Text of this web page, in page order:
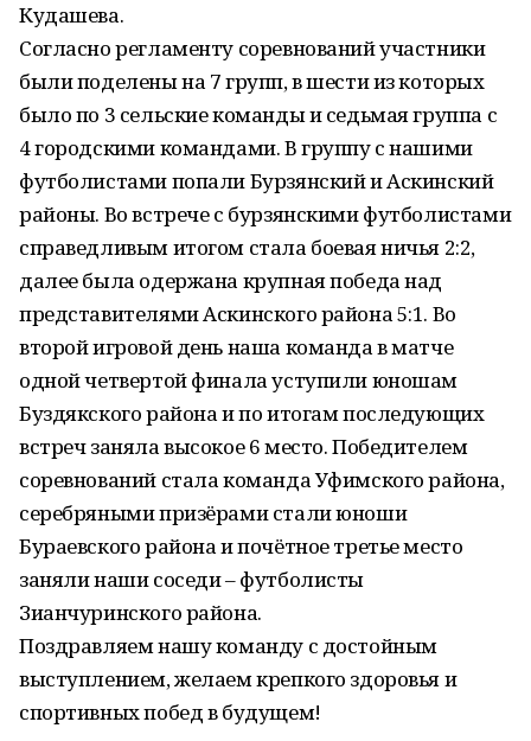
Кудашева.
Согласно регламенту соревнований участники
были поделены на 7 групп, в шести из которых
было по 3 сельские команды и седьмая группа с
4 городскими командами. В группу с нашими
футболистами попали Бурзянский и Аскинский
районы. Во встрече с бурзянскими футболистами
справедливым итогом стала боевая ничья 2:2,
далее была одержана крупная победа над
представителями Аскинского района 5:1. Во
второй игровой день наша команда в матче
одной четвертой финала уступили юношам
Буздякского района и по итогам последующих
встреч заняла высокое 6 место. Победителем
соревнований стала команда Уфимского района,
серебряными призёрами стали юноши
Бураевского района и почётное третье место
заняли наши соседи – футболисты
Зианчуринского района.
Поздравляем нашу команду с достойным
выступлением, желаем крепкого здоровья и
спортивных побед в будущем!